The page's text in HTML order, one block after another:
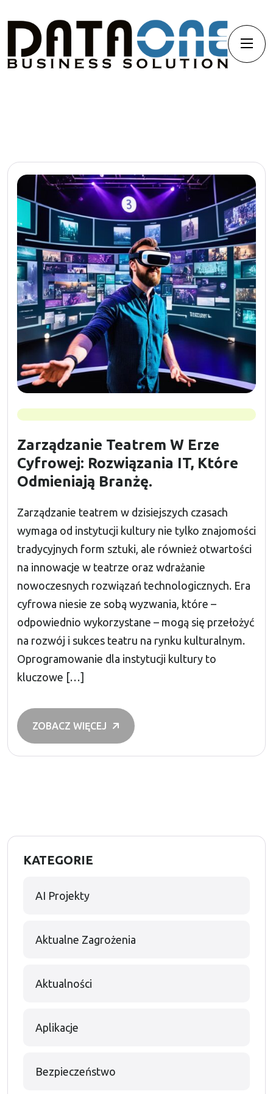
Zarządzanie Teatrem W Erze
Cyfrowej: Rozwiązania IT, Które
Odmieniają Branżę.
Zarządzanie teatrem w dzisiejszych czasach
wymaga od instytucji kultury nie tylko znajomości
tradycyjnych form sztuki, ale również otwartości
na innowacje w teatrze oraz wdrażanie
nowoczesnych rozwiązań technologicznych. Era
cyfrowa niesie ze sobą wyzwania, które –
odpowiednio wykorzystane – mogą się przełożyć
na rozwój i sukces teatru na rynku kulturalnym.
Oprogramowanie dla instytucji kultury to
kluczowe […]
ZOBACZ WIĘCEJ
KATEGORIE
AI Projekty
Aktualne Zagrożenia
Aktualności
Aplikacje
Bezpieczeństwo